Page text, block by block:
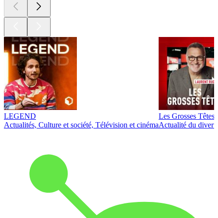
LEGEND
Actualités, Culture et société, Télévision et cinéma
Les Grosses Têtes
Actualité du